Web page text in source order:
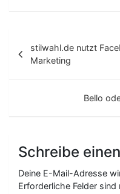
e
i
r
g
stilwahl.de nutzt
Marketing
Bello
Schreibe
Deine E-Mail-Adresse
Erforderliche Felder sind